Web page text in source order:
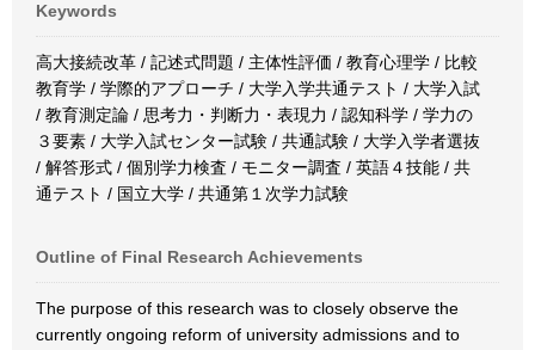
Keywords
高大接続改革 / 記述式問題 / 主体性評価 / 教育心理学 / 比較
教育学 / 学際的アプローチ / 大学入学共通テスト / 大学入試
/ 教育測定論 / 思考力・判断力・表現力 / 認知科学 / 学力の
３要素 / 大学入試センター試験 / 共通試験 / 大学入学者選抜
/ 解答形式 / 個別学力検査 / モニター調査 / 英語４技能 / 共
通テスト / 国立大学 / 共通第１次学力試験
Outline of Final Research Achievements
The purpose of this research was to closely observe the
currently ongoing reform of university admissions and to